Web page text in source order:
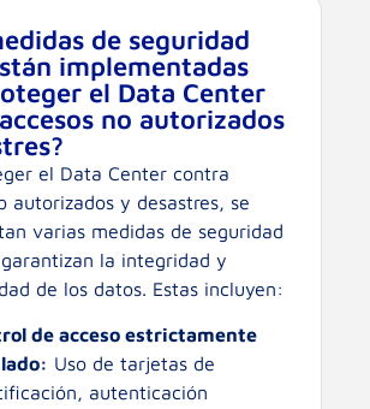
de seguridad
implementadas
el Data Center
no autorizados
el Data Center contra
autorizados y desastres, se
varias medidas de seguridad
la integridad y
de los datos. Estas incluyen:
de acceso estrictamente
Uso de tarjetas de
autenticación